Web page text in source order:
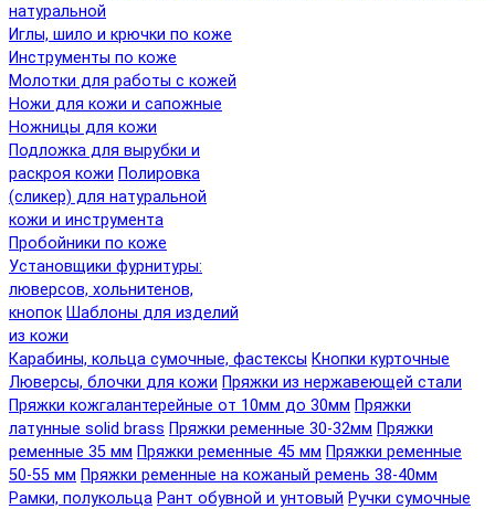
натуральной
Иглы, шило и крючки по коже
Инструменты по коже
Молотки для работы с кожей
Ножи для кожи и сапожные
Ножницы для кожи
Подложка для вырубки и
раскроя кожи Полировка
(сликер) для натуральной
кожи и инструмента
Пробойники по коже
Установщики фурнитуры:
люверсов, хольнитенов,
кнопок Шаблоны для изделий
из кожи
Карабины, кольца сумочные, фастексы Кнопки курточные
Люверсы, блочки для кожи Пряжки из нержавеющей стали
Пряжки кожгалантерейные от 10мм до 30мм Пряжки
латунные solid brass Пряжки ременные 30-32мм Пряжки
ременные 35 мм Пряжки ременные 45 мм Пряжки ременные
50-55 мм Пряжки ременные на кожаный ремень 38-40мм
Рамки, полукольца Рант обувной и унтовый Ручки сумочные